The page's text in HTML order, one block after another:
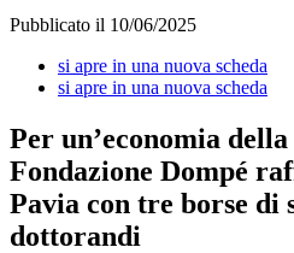
Pubblicato il 10/06/2025
si apre in una nuova scheda
si apre in una nuova scheda
Per un’economia della
Fondazione Dompé
Pavia con tre borse di
dottorandi